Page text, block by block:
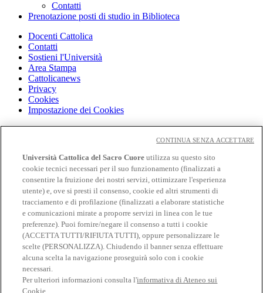
Contatti
Prenotazione posti di studio in Biblioteca
Docenti Cattolica
Contatti
Sostieni l'Università
Area Stampa
Cattolicanews
Privacy
Cookies
Impostazione dei Cookies
Cloudmail
OFF-CAMPUS
Intranet
Biblioteca
Librerie
Educatt
CV Online
Albo fornitori
Bandi e gare
Verifica Certificati
Seguici su
Università Cattolica del Sacro Cuore utilizza su questo sito
cookie tecnici necessari per il suo funzionamento (finalizzati a
consentire la fruizione dei nostri servizi, ottimizzare l'esperienza
utente) e, ove si presti il consenso, cookie ed altri strumenti di
tracciamento e di profilazione (finalizzati a elaborare statistiche
e comunicazioni mirate a proporre servizi in linea con le tue
preferenze). Puoi fornire/negare il consenso a tutti i cookie
(ACCETTA TUTTI/RIFIUTA TUTTI), oppure personalizzare le
scelte (PERSONALIZZA). Chiudendo il banner senza effettuare
alcuna scelta la navigazione proseguirà solo con i cookie
necessari.
Per ulteriori informazioni consulta l'informativa di Ateneo sui
Cookie.
CONTINUA SENZA ACCETTARE